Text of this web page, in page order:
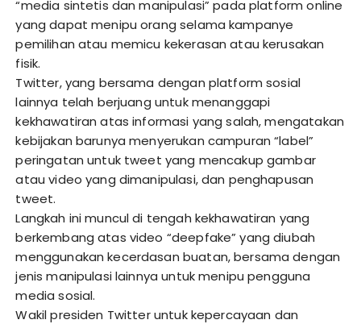
“media sintetis dan manipulasi” pada platform online
yang dapat menipu orang selama kampanye
pemilihan atau memicu kekerasan atau kerusakan
fisik.
Twitter, yang bersama dengan platform sosial
lainnya telah berjuang untuk menanggapi
kekhawatiran atas informasi yang salah, mengatakan
kebijakan barunya menyerukan campuran “label”
peringatan untuk tweet yang mencakup gambar
atau video yang dimanipulasi, dan penghapusan
tweet.
Langkah ini muncul di tengah kekhawatiran yang
berkembang atas video “deepfake” yang diubah
menggunakan kecerdasan buatan, bersama dengan
jenis manipulasi lainnya untuk menipu pengguna
media sosial.
Wakil presiden Twitter untuk kepercayaan dan